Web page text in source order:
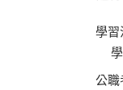
學習
公職